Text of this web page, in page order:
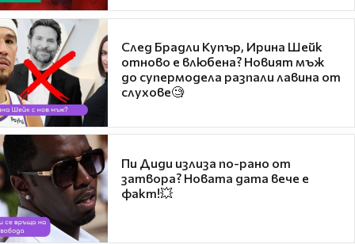
След Брадли Купър, Ирина Шейк
отново е влюбена? Новият мъж
до супермодела разпали лавина от
слухове🧐
Пи Диди излиза по-рано от
затвора? Новата дата вече е
факт!💥